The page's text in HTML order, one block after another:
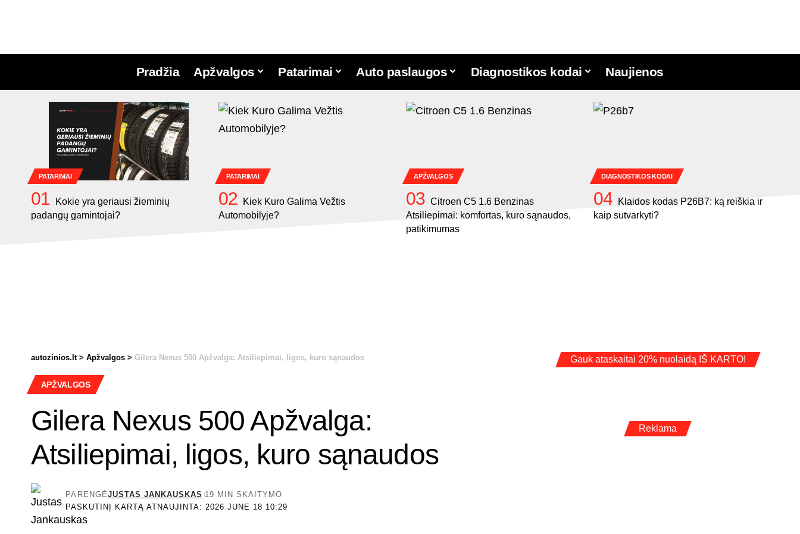
Pradžia Apžvalgos Patarimai Auto paslaugos Diagnostikos kodai Naujienos
PATARIMAI
Kokie yra geriausi žieminių
padangų gamintojai?
PATARIMAI
Kiek Kuro Galima Vežtis
Automobilyje?
APŽVALGOS
Citroen C5 1.6 Benzinas
Atsiliepimai: komfortas, kuro sąnaudos,
patikimumas
DIAGNOSTIKOS KODAI
Klaidos kodas P26B7: ką reiškia ir
kaip sutvarkyti?
autozinios.lt> Apžvalgos > Gilera Nexus 500 Apžvalga: Atsiliepimai, ligos, kuro sąnaudos
APŽVALGOS
Gilera Nexus 500 Apžvalga:
Atsiliepimai, ligos, kuro sąnaudos
PASKUTINĮ KARTĄ ATNAUJINTA: 2026 JUNE 18 10:29
PARENGĖJUSTAS JANKAUSKAS 19 MIN SKAITYMO
Gauk ataskaitai 20% nuolaidą IŠ KARTO!
Reklama